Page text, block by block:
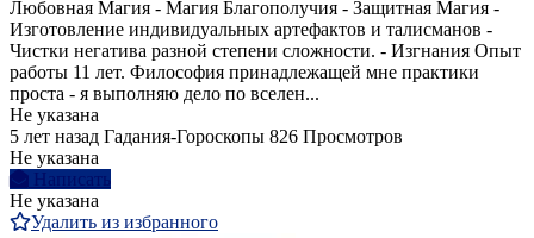
Любовная Магия - Магия Благополучия - Защитная Магия -
Изготовление индивидуальных артефактов и талисманов -
Чистки негатива разной степени сложности. - Изгнания Опыт
работы 11 лет. Философия принадлежащей мне практики
проста - я выполняю дело по вселен...
Не указана
5 лет назад Гадания-Гороскопы 826 Просмотров
Не указана
Написать
Не указана
Удалить из избранного